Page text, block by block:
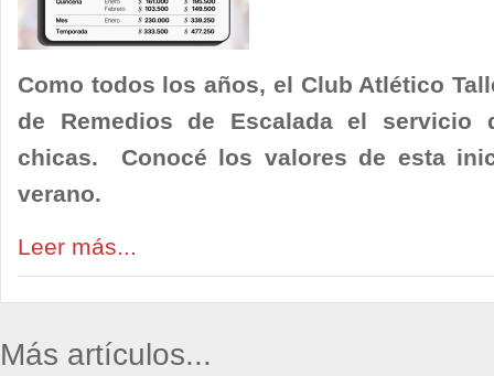
Como todos los años, el Club Atlético
de Remedios de Escalada el servicio
chicas. Conocé los valores de esta
verano.
Leer más...
Más artículos...